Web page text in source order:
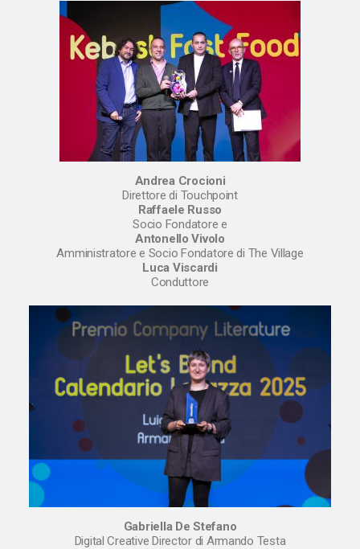
Andrea Crocioni
Direttore di Touchpoint
Raffaele Russo
Socio Fondatore e
Antonello Vivolo
Amministratore e Socio Fondatore di The Village
Luca Viscardi
Conduttore
Gabriella De Stefano
Digital Creative Director di Armando Testa